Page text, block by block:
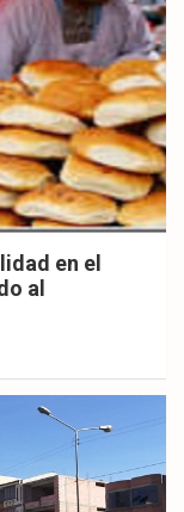
en el
al